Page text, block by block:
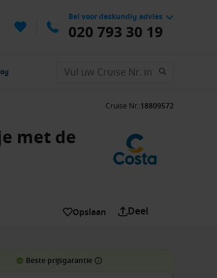
Bel voor deskundig advies
020 793 30 19
Cruise Nr.:18809572
met de
Opslaan Deel
Beste prijsgarantie